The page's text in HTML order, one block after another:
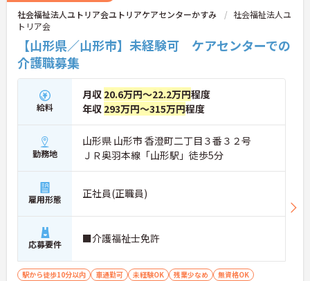
が充実しています。身体介護と生活援助が同じ時給
設定になっているため、業務内容によって時給が下
がる心配がありません。また、日曜・祝日や早朝・
夜間の勤務には時給アップの手当がつきます。さら
に、急な予定変更があった場合でも「キャンセル手
当（職務時給の60％）」が支給されるため、安心し
て収入を得ることができます。
社会福祉法人ユトリア会ユトリアケアセンターかすみ
社会福祉法人ユ
トリア会
【山形県／山形市】未経験可 ケアセンターでの
介護職募集
給料
月収 20.6万円～22.2万円程度
年収 293万円～315万円程度
勤務地
山形県 山形市 香澄町二丁目３番３２号
ＪＲ奥羽本線「山形駅」徒歩5分
雇用形態 正社員(正職員)
応募要件 ■介護福祉士免許
駅から徒歩10分以内 車通勤可 未経験OK 残業少なめ 無資格OK